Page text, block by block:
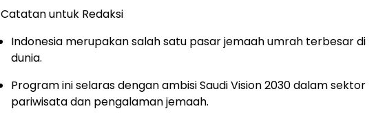
Catatan untuk Redaksi
Indonesia merupakan salah satu pasar jemaah umrah terbesar di
dunia.
Program ini selaras dengan ambisi Saudi Vision 2030 dalam sektor
pariwisata dan pengalaman jemaah.